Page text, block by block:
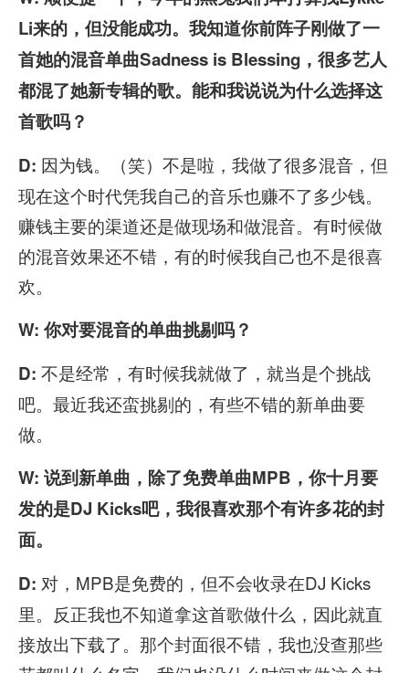
Li来的，但没能成功。我知道你前阵子刚做了一
首她的混音单曲Sadness is Blessing，很多艺人
都混了她新专辑的歌。能和我说说为什么选择这
首歌吗？
D: 因为钱。（笑）不是啦，我做了很多混音，但
现在这个时代凭我自己的音乐也赚不了多少钱。
赚钱主要的渠道还是做现场和做混音。有时候做
的混音效果还不错，有的时候我自己也不是很喜
欢。
W: 你对要混音的单曲挑剔吗？
D: 不是经常，有时候我就做了，就当是个挑战
吧。最近我还蛮挑剔的，有些不错的新单曲要
做。
W: 说到新单曲，除了免费单曲MPB，你十月要
发的是DJ Kicks吧，我很喜欢那个有许多花的封
面。
D: 对，MPB是免费的，但不会收录在DJ Kicks
里。反正我也不知道拿这首歌做什么，因此就直
接放出下载了。那个封面很不错，我也没查那些